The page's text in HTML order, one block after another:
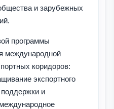
и зарубежных
программы
международной
коридоров:
экспортного
и